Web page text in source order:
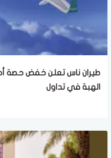
طيران ناس تعلن خفض حصة
الهبة في تداول